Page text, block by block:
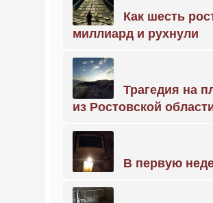
Как шесть
миллиард и рухнули
Трагедия на
из Ростовской
В первую